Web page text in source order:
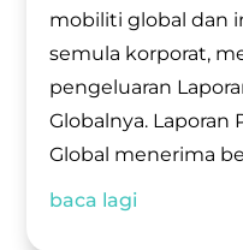
mobiliti global dan
semula korporat,
pengeluaran
Globalnya. Laporan
Global menerima
baca lagi